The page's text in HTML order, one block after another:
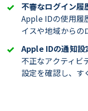
不審なログイン履
Apple IDの使用履
イスや地域からの
Apple IDの通知設
不正なアクティビ
設定を確認し、す